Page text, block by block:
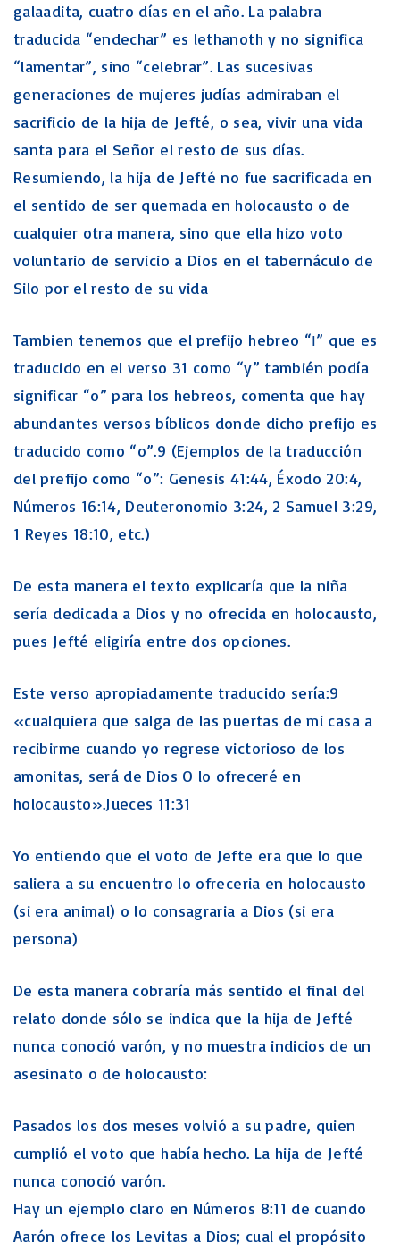
galaadita, cuatro días en el año. La palabra
traducida “endechar” es lethanoth y no significa
“lamentar”, sino “celebrar”. Las sucesivas
generaciones de mujeres judías admiraban el
sacrificio de la hija de Jefté, o sea, vivir una vida
santa para el Señor el resto de sus días.
Resumiendo, la hija de Jefté no fue sacrificada en
el sentido de ser quemada en holocausto o de
cualquier otra manera, sino que ella hizo voto
voluntario de servicio a Dios en el tabernáculo de
Silo por el resto de su vida
Tambien tenemos que el prefijo hebreo “ו” que es
traducido en el verso 31 como “y” también podía
significar “o” para los hebreos, comenta que hay
abundantes versos bíblicos donde dicho prefijo es
traducido como “o”.9 (Ejemplos de la traducción
del prefijo como “o”: Genesis 41:44, Éxodo 20:4,
Números 16:14, Deuteronomio 3:24, 2 Samuel 3:29,
1 Reyes 18:10, etc.)
De esta manera el texto explicaría que la niña
sería dedicada a Dios y no ofrecida en holocausto,
pues Jefté eligiría entre dos opciones.
Este verso apropiadamente traducido sería:9
«cualquiera que salga de las puertas de mi casa a
recibirme cuando yo regrese victorioso de los
amonitas, será de Dios O lo ofreceré en
holocausto».Jueces 11:31
Yo entiendo que el voto de Jefte era que lo que
saliera a su encuentro lo ofreceria en holocausto
(si era animal) o lo consagraria a Dios (si era
persona)
De esta manera cobraría más sentido el final del
relato donde sólo se indica que la hija de Jefté
nunca conoció varón, y no muestra indicios de un
asesinato o de holocausto:
Pasados los dos meses volvió a su padre, quien
cumplió el voto que había hecho. La hija de Jefté
nunca conoció varón.
Hay un ejemplo claro en Números 8:11 de cuando
Aarón ofrece los Levitas a Dios; cual el propósito